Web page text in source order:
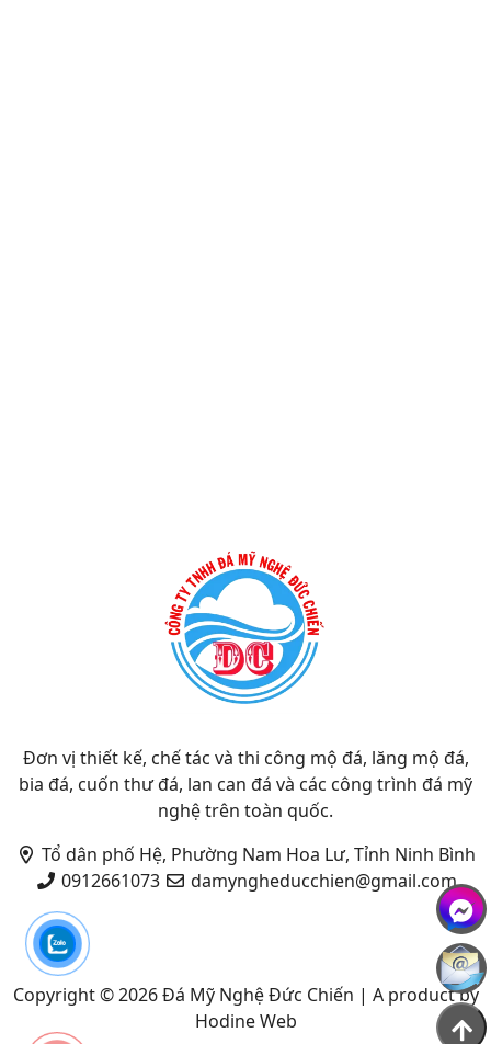
Đơn vị thiết kế, chế tác và thi công mộ đá, lăng mộ đá,
bia đá, cuốn thư đá, lan can đá và các công trình đá mỹ
nghệ trên toàn quốc.
Tổ dân phố Hệ, Phường Nam Hoa Lư, Tỉnh Ninh Bình
0912661073
damyngheducchien@gmail.com
Copyright © 2026 Đá Mỹ Nghệ Đức Chiến | A product by
Hodine Web